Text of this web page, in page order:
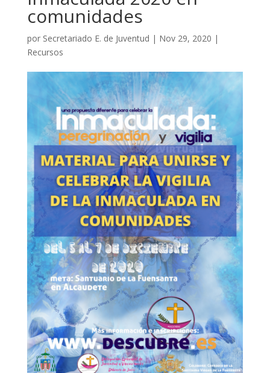
comunidades
por Secretariado E. de Juventud | Nov 29, 2020 |
Recursos